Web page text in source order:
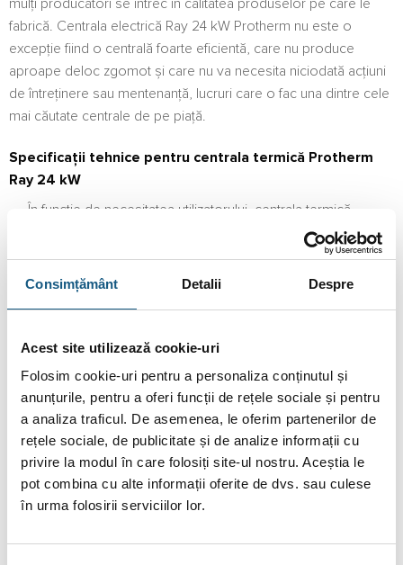
Consimțământ Detalii Despre
Acest site utilizează cookie-uri
Folosim cookie-uri pentru a personaliza conținutul și
anunțurile, pentru a oferi funcții de rețele sociale și pentru
a analiza traficul. De asemenea, le oferim partenerilor de
rețele sociale, de publicitate și de analize informații cu
privire la modul în care folosiți site-ul nostru. Aceștia le
pot combina cu alte informații oferite de dvs. sau culese
în urma folosirii serviciilor lor.
mulți producători se întrec în calitatea produselor pe care le
fabrică. Centrala electrică Ray 24 kW Protherm nu este o
excepție fiind o centrală foarte eficientă, care nu produce
aproape deloc zgomot și care nu va necesita niciodată acțiuni
de întreținere sau mentenanță, lucruri care o fac una dintre cele
mai căutate centrale de pe piață.
Specificații tehnice pentru centrala termică Protherm
Ray 24 kW
În funcție de necesitatea utilizatorului, centrala termică
electrică Protherm Ray 24 kW poate fi conectată și la o
rețea de electricitate monofazică. Această funcție a fost
făcută disponibilă pentru cei care nu au acces la o rețea în
funcționare care favorizează protejarea mediului
înconjurător. Centrala nu dăunează în niciun fel mediului în
care este amplasată, dar nici exteriorului acestuia, emisia de
noxe fiind zero.
Mai mult decât atât, centrala termică electrică Protherm Ray
24 kW nu are nevoie de un coș de fum pentru a realiza
procese de evacuare. Dacă nu există emisii, nici coșul de